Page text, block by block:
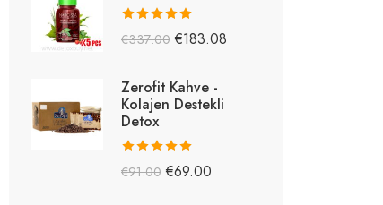
5 üzerinden
€337.00 €183.08
Zerofit Kahve -
Kolajen Destekli
Detox
5 üzerinden
€91.00 €69.00